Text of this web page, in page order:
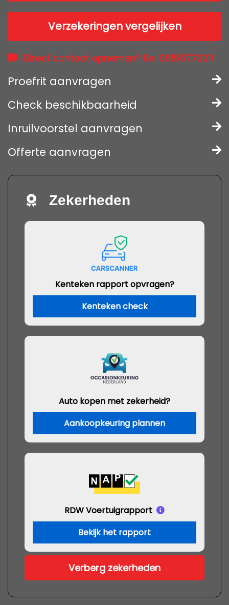
Verzekeringen vergelijken
Direct contact opnemen? Bel 0515577221!
Proefrit aanvragen
Check beschikbaarheid
Inruilvoorstel aanvragen
Offerte aanvragen
Zekerheden
Kenteken rapport opvragen?
Kenteken check
Auto kopen met zekerheid?
Aankoopkeuring plannen
RDW Voertuigrapport
Bekijk het rapport
Verberg zekerheden